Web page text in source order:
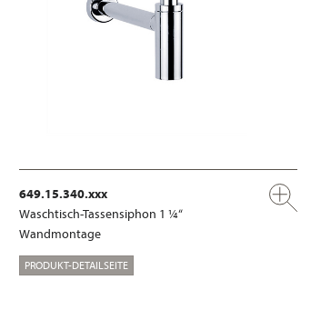
649.15.340.xxx
Waschtisch-Tassensiphon 1 ¼“
Wandmontage
PRODUKT-DETAILSEITE